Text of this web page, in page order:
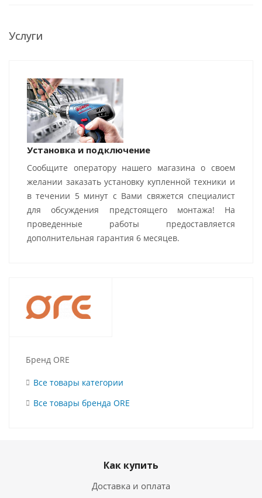
Услуги
Установка и подключение
Сообщите оператору нашего магазина о своем
желании заказать установку купленной техники и
в течении 5 минут с Вами свяжется специалист
для обсуждения предстоящего монтажа! На
проведенные работы предоставляется
дополнительная гарантия 6 месяцев.
Бренд ORE
Все товары категории
Все товары бренда ORE
Как купить
Доставка и оплата